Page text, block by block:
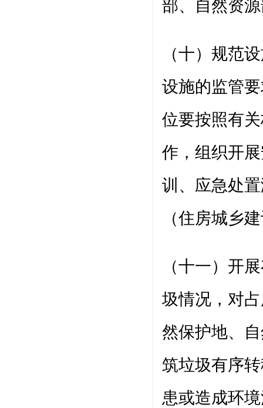
部、自然资
（十）规范
设施的监管
位要按照有
作，组织开
训、应急处
（住房城乡
（十一）开
圾情况，对
然保护地、
筑垃圾有序
患或造成环